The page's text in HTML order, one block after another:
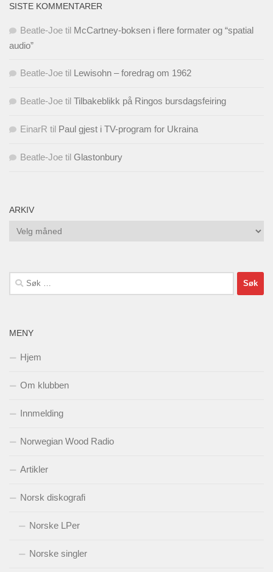
SISTE KOMMENTARER
Beatle-Joe til McCartney-boksen i flere formater og “spatial
audio”
Beatle-Joe til Lewisohn – foredrag om 1962
Beatle-Joe til Tilbakeblikk på Ringos bursdagsfeiring
EinarR til Paul gjest i TV-program for Ukraina
Beatle-Joe til Glastonbury
ARKIV
Arkiv
Søk
etter:
MENY
Hjem
Om klubben
Innmelding
Norwegian Wood Radio
Artikler
Norsk diskografi
Norske LPer
Norske singler